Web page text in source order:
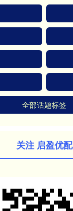
全部话题标签
关注 启盈优配